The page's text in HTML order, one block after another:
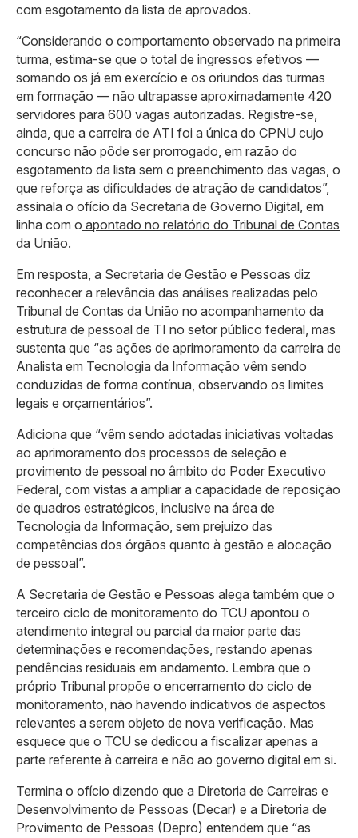
com esgotamento da lista de aprovados.
“Considerando o comportamento observado na primeira
turma, estima-se que o total de ingressos efetivos —
somando os já em exercício e os oriundos das turmas
em formação — não ultrapasse aproximadamente 420
servidores para 600 vagas autorizadas. Registre-se,
ainda, que a carreira de ATI foi a única do CPNU cujo
concurso não pôde ser prorrogado, em razão do
esgotamento da lista sem o preenchimento das vagas, o
que reforça as dificuldades de atração de candidatos”,
assinala o ofício da Secretaria de Governo Digital, em
linha com o apontado no relatório do Tribunal de Contas
da União.
Em resposta, a Secretaria de Gestão e Pessoas diz
reconhecer a relevância das análises realizadas pelo
Tribunal de Contas da União no acompanhamento da
estrutura de pessoal de TI no setor público federal, mas
sustenta que “as ações de aprimoramento da carreira de
Analista em Tecnologia da Informação vêm sendo
conduzidas de forma contínua, observando os limites
legais e orçamentários”.
Adiciona que “vêm sendo adotadas iniciativas voltadas
ao aprimoramento dos processos de seleção e
provimento de pessoal no âmbito do Poder Executivo
Federal, com vistas a ampliar a capacidade de reposição
de quadros estratégicos, inclusive na área de
Tecnologia da Informação, sem prejuízo das
competências dos órgãos quanto à gestão e alocação
de pessoal”.
A Secretaria de Gestão e Pessoas alega também que o
terceiro ciclo de monitoramento do TCU apontou o
atendimento integral ou parcial da maior parte das
determinações e recomendações, restando apenas
pendências residuais em andamento. Lembra que o
próprio Tribunal propõe o encerramento do ciclo de
monitoramento, não havendo indicativos de aspectos
relevantes a serem objeto de nova verificação. Mas
esquece que o TCU se dedicou a fiscalizar apenas a
parte referente à carreira e não ao governo digital em si.
Termina o ofício dizendo que a Diretoria de Carreiras e
Desenvolvimento de Pessoas (Decar) e a Diretoria de
Provimento de Pessoas (Depro) entendem que “as